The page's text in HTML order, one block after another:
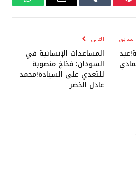
بينتيريستTumblr
البريد
واتساب
السابق التالي
المساعدات الإنسانية في
السودان: فخاخ منصوبة
للتعدي على السيادة!محمد
عادل الخضر